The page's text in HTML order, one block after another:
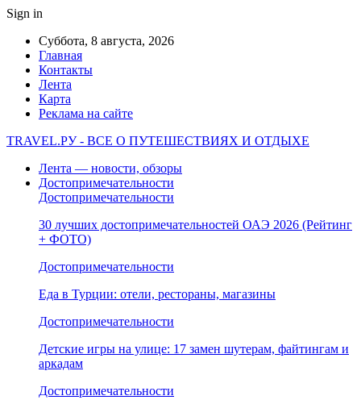
Sign in
Суббота, 8 августа, 2026
Главная
Контакты
Лента
Карта
Реклама на сайте
TRAVEL.РУ - ВСЕ О ПУТЕШЕСТВИЯХ И ОТДЫХЕ
Лента — новости, обзоры
Достопримечательности
Достопримечательности
30 лучших достопримечательностей ОАЭ 2026 (Рейтинг
+ ФОТО)
Достопримечательности
Еда в Турции: отели, рестораны, магазины
Достопримечательности
Детские игры на улице: 17 замен шутерам, файтингам и
аркадам
Достопримечательности